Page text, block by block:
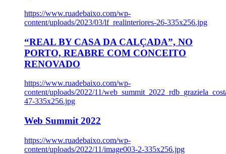
https://www.ruadebaixo.com/wp-
content/uploads/2023/03/lf_realinteriores-26-335x256.jpg
“REAL BY CASA DA CALÇADA”, NO
PORTO, REABRE COM CONCEITO
RENOVADO
https://www.ruadebaixo.com/wp-
content/uploads/2022/11/
47-335x256.jpg
Web Summit 2022
https://www.ruadebaixo.com/wp-
content/uploads/2022/11/image003-2-335x256.jpg